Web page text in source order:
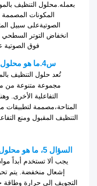
بعمله.محلول التنظيف
المكونات
الصوتيةعلى سبيل
انخفاض التوتر
فوق
س4.ما هو محلول التنظيف الذي يجب أن استخدمه؟
تُعد حلول التنظيف
مجموعة متنوعة من
التفاعلية الأخرى.
المتاحة،مصممة لتطبيقات
التنظيف المقبول ومنع
السؤال 5، ما هو محلول التنظيف الذي يجب ألا أستخدمه؟
يجب ألا تستخدم أبداً
إشعال منخفضة. يتم
التجويف إلى حرارة وطاقة